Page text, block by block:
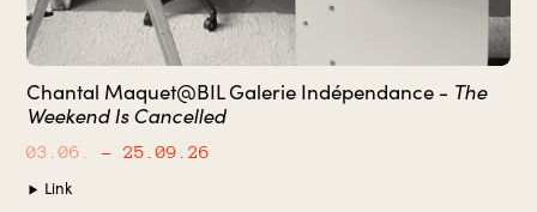
Chantal Maquet@BIL Galerie Indépendance - The
Weekend Is Cancelled
03.06. – 25.09.26
Link